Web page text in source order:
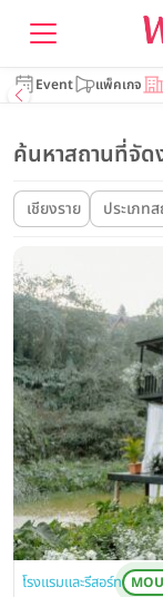
Event แพ็คเกจ
ค้นหาสถานที่จัด
เชียงราย ประเภท
โรงแรมและรีสอร์ท